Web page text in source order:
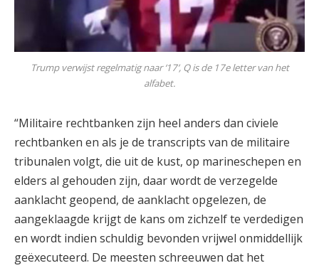
Trump verwijst regelmatig naar ‘17’, Q is de 17e letter van het
alfabet.
“Militaire rechtbanken zijn heel anders dan civiele
rechtbanken en als je de transcripts van de militaire
tribunalen volgt, die uit de kust, op marineschepen en
elders al gehouden zijn, daar wordt de verzegelde
aanklacht geopend, de aanklacht opgelezen, de
aangeklaagde krijgt de kans om zichzelf te verdedigen
en wordt indien schuldig bevonden vrijwel onmiddellijk
geëxecuteerd. De meesten schreeuwen dat het